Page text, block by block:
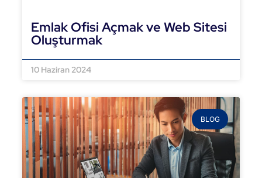
Emlak Ofisi Açmak ve Web Sitesi
Oluşturmak
10 Haziran 2024
BLOG